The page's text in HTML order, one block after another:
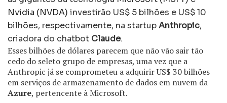
Nvidia (NVDA) investirão US$ 5 bilhões e US$ 10
bilhões, respectivamente, na startupAnthropic,
criadora do chatbot Claude.
Esses bilhões de dólares parecem que não vão sair tão
cedo do seleto grupo de empresas, uma vez que a
Anthropic já se comprometeu a adquirir US$ 30 bilhões
em serviços de armazenamento de dados em nuvem da
Azure, pertencente à Microsoft.